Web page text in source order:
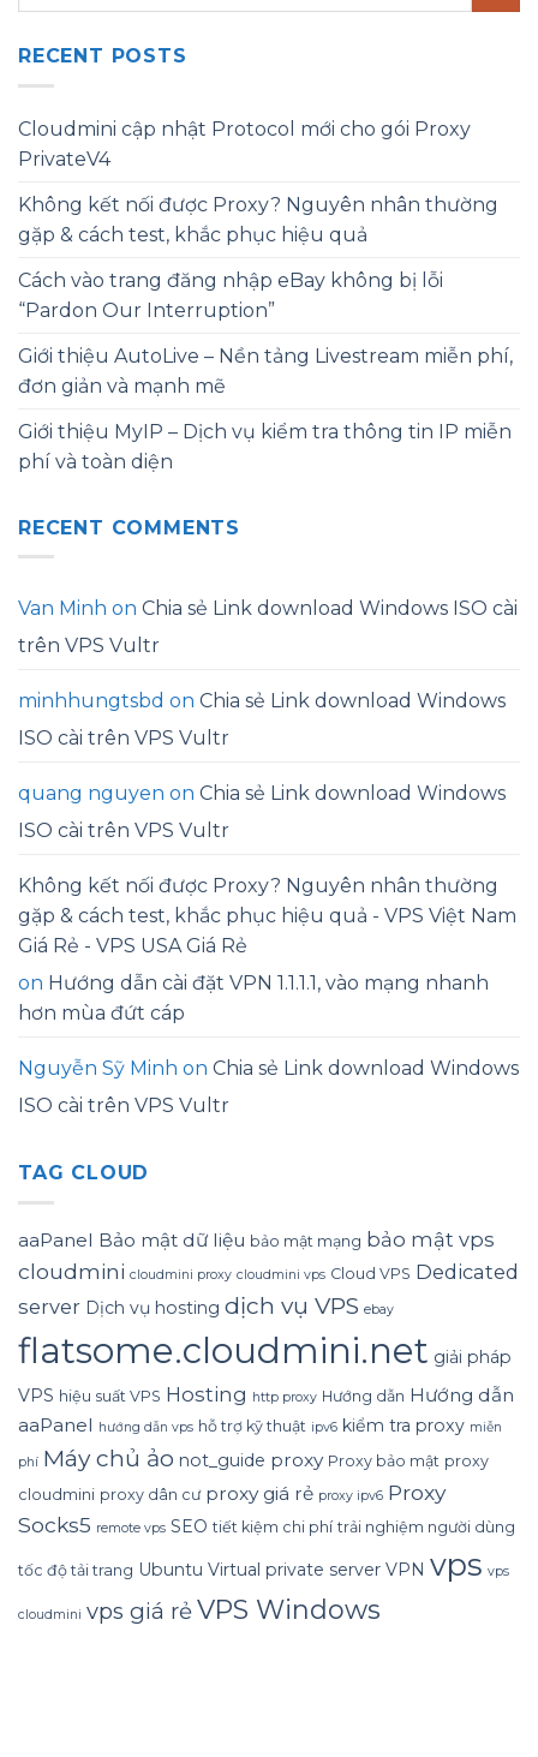
RECENT POSTS
Cloudmini cập nhật Protocol mới cho gói Proxy
PrivateV4
Không kết nối được Proxy? Nguyên nhân thường
gặp & cách test, khắc phục hiệu quả
Cách vào trang đăng nhập eBay không bị lỗi
“Pardon Our Interruption”
Giới thiệu AutoLive – Nền tảng Livestream miễn phí,
đơn giản và mạnh mẽ
Giới thiệu MyIP – Dịch vụ kiểm tra thông tin IP miễn
phí và toàn diện
RECENT COMMENTS
Van Minh on Chia sẻ Link download Windows ISO cài
trên VPS Vultr
minhhungtsbd on Chia sẻ Link download Windows
ISO cài trên VPS Vultr
quang nguyen on Chia sẻ Link download Windows
ISO cài trên VPS Vultr
Không kết nối được Proxy? Nguyên nhân thường
gặp & cách test, khắc phục hiệu quả - VPS Việt Nam
Giá Rẻ - VPS USA Giá Rẻ
on Hướng dẫn cài đặt VPN 1.1.1.1, vào mạng nhanh
hơn mùa đứt cáp
Nguyễn Sỹ Minh on Chia sẻ Link download Windows
ISO cài trên VPS Vultr
TAG CLOUD
aaPanel Bảo mật dữ liệu bảo mật mạng bảo mật vps
cloudmini cloudmini proxy cloudmini vps Cloud VPS Dedicated
server Dịch vụ hosting dịch vụ VPS ebay
flatsome.cloudmini.net giải pháp
VPS hiệu suất VPS Hosting http proxy Hướng dẫn Hướng dẫn
aaPanel hướng dẫn vps hỗ trợ kỹ thuật ipv6 kiểm tra proxy miễn
phí Máy chủ ảo not_guide proxy Proxy bảo mật proxy
cloudmini proxy dân cư proxy giá rẻ proxy ipv6 Proxy
Socks5 remote vps SEO tiết kiệm chi phí trải nghiệm người dùng
tốc độ tải trang Ubuntu Virtual private server VPN vps vps
cloudmini vps giá rẻVPS Windows